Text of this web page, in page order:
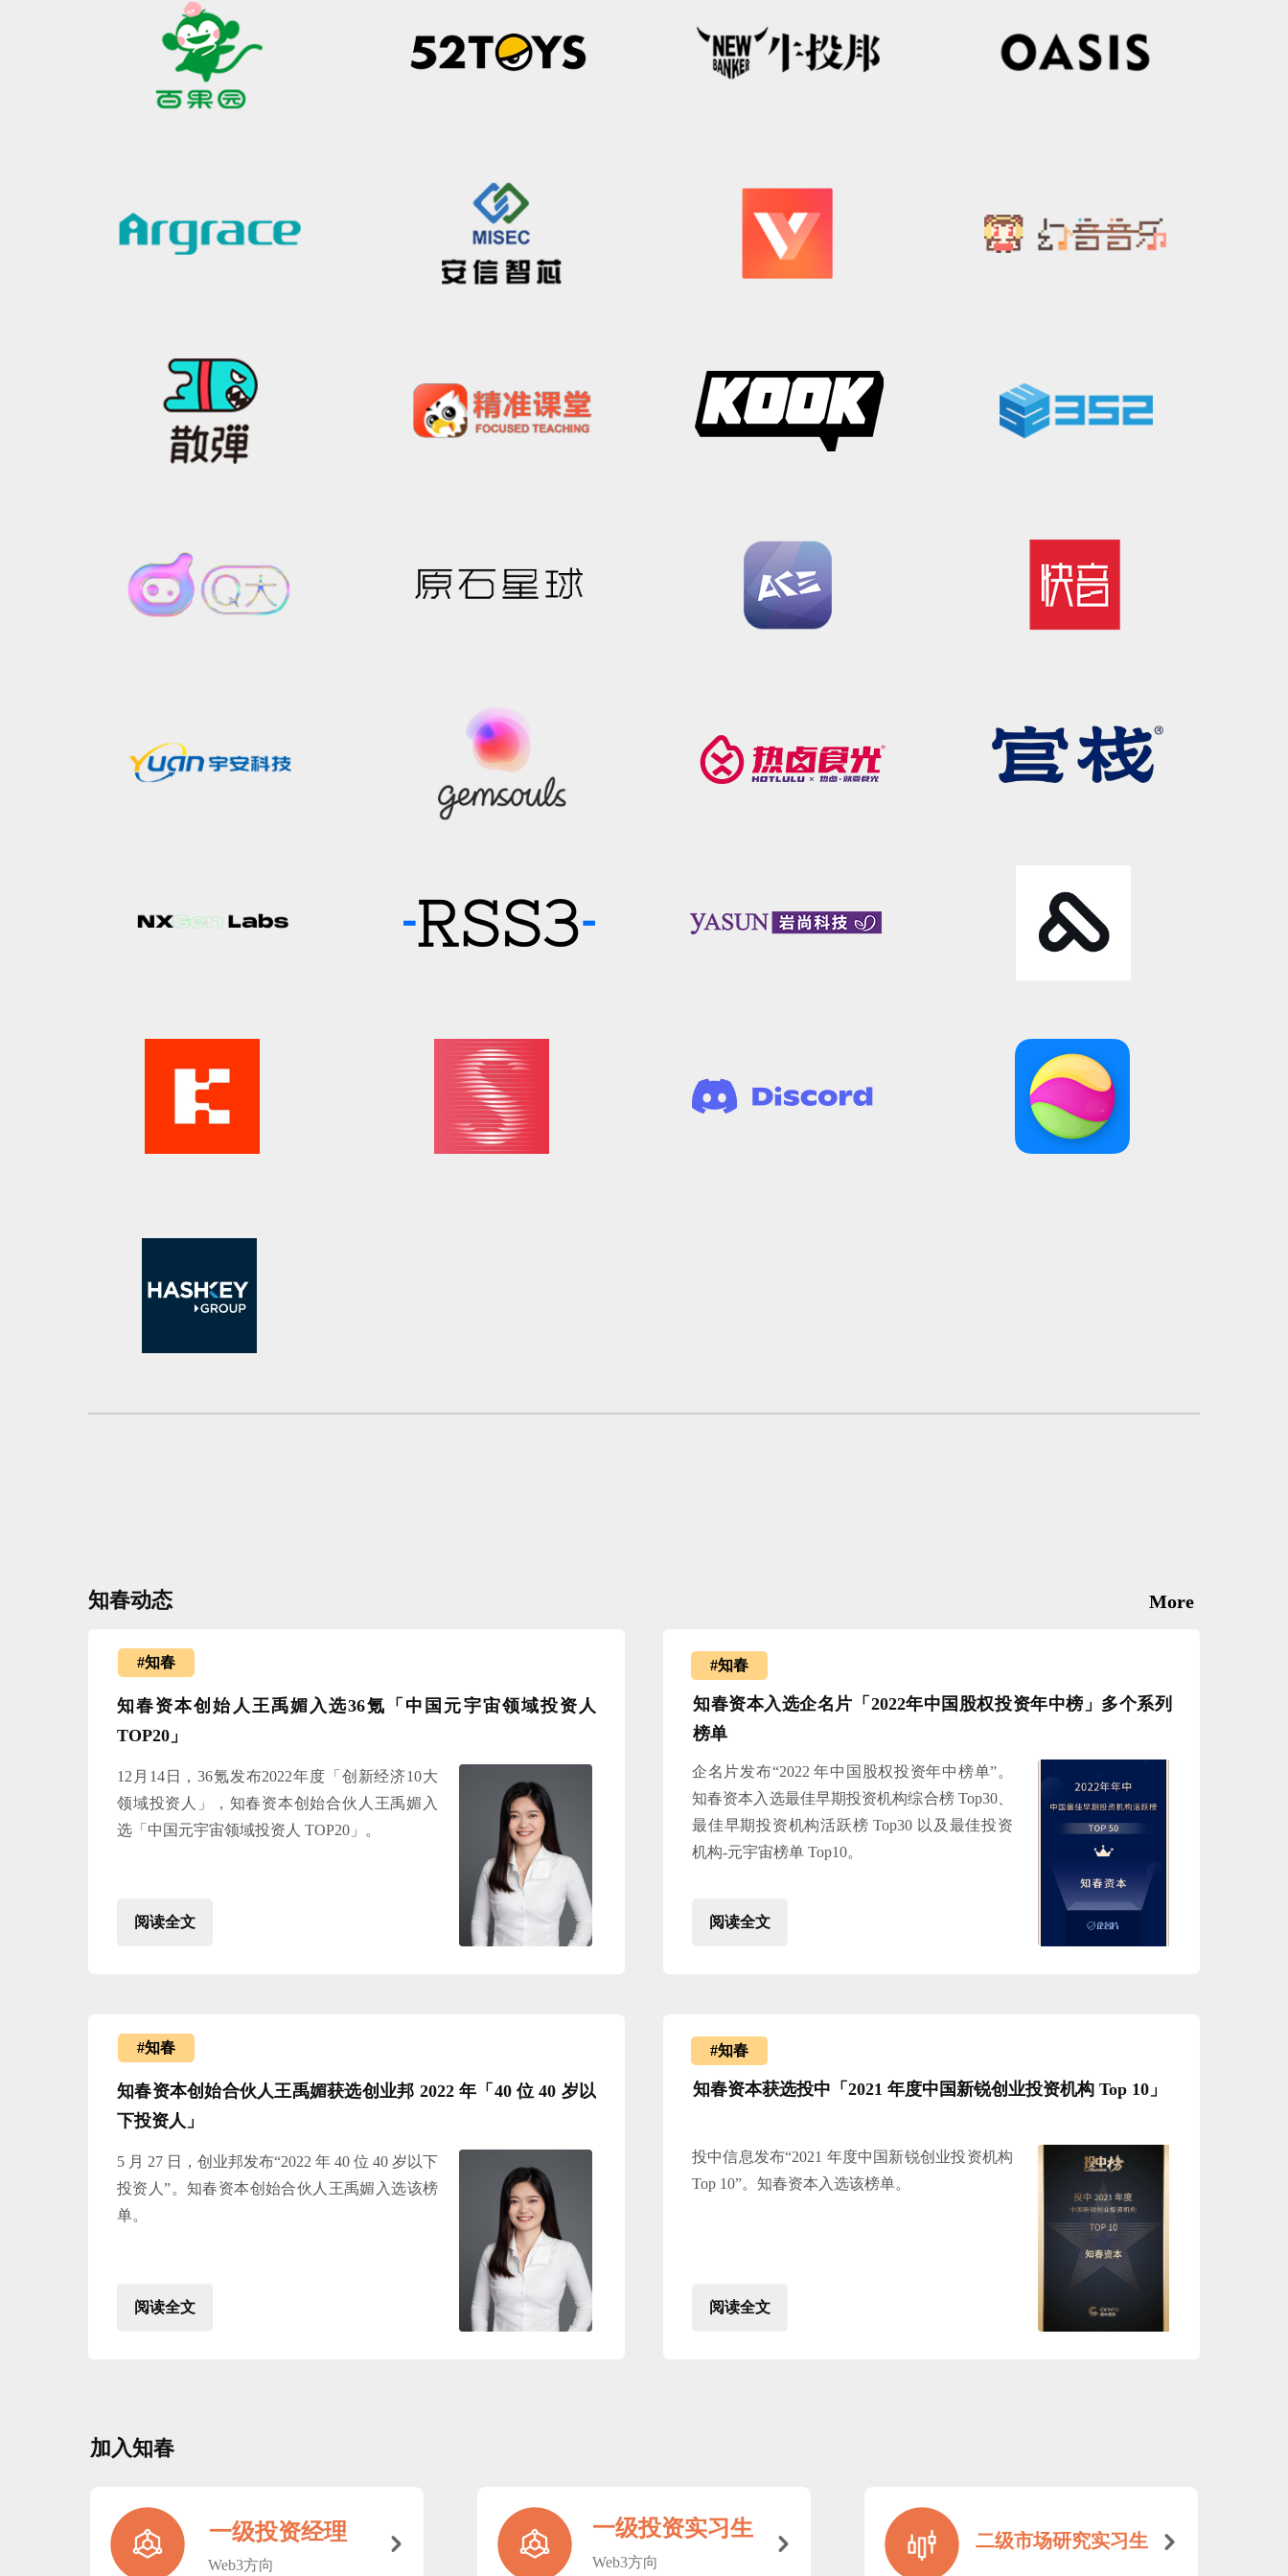
加入知春
一级投资经理
Web3方向
낑 二级市场研究实习生 낑
一级投资实习生
Web3方向
낑
知春动态 More
企名片发布“2022 年中国股权投资年中榜单”。
知春资本入选最佳早期投资机构综合榜 Top30、
最佳早期投资机构活跃榜 Top30 以及最佳投资
机构-元宇宙榜单 Top10。
阅读全文
知春资本入选企名片「2022年中国股权投资年中榜」多个系列
榜单
#知春
5 月 27 日，创业邦发布“2022 年 40 位 40 岁以下
投资人”。知春资本创始合伙人王禹媚入选该榜
单。
阅读全文
知春资本创始合伙人王禹媚获选创业邦 2022 年「40 位 40 岁以
下投资人」
#知春
投中信息发布“2021 年度中国新锐创业投资机构
Top 10”。知春资本入选该榜单。
阅读全文
知春资本获选投中「2021 年度中国新锐创业投资机构 Top 10」
#知春
12月14日，36氪发布2022年度「创新经济10大
领域投资人」，知春资本创始合伙人王禹媚入
选「中国元宇宙领域投资人 TOP20」。
阅读全文
知春资本创始人王禹媚入选36氪「中国元宇宙领域投资人
TOP20」
#知春